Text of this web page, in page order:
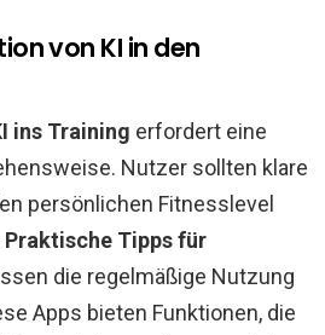
von KI in den
ins Training erfordert eine
Nutzer sollten klare
persönlichen Fitnesslevel
Praktische Tipps für
die regelmäßige Nutzung
Apps bieten Funktionen, die